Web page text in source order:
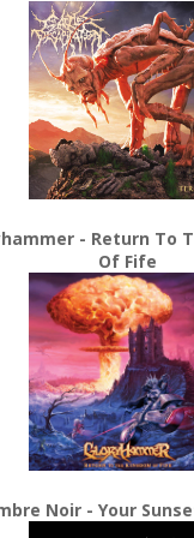
- Return To
Of Fife
Noir - Your